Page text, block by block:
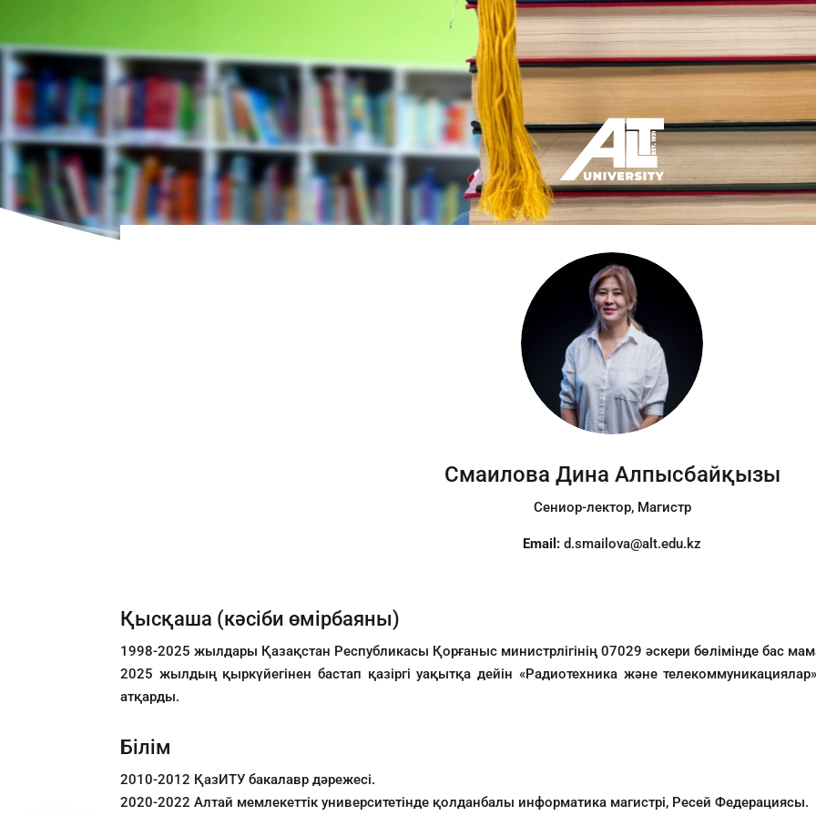
Смаилова Дина Алпысбайқызы
Сениор-лектор, Магистр
Email: d.smailova@alt.edu.kz
Қысқаша (кәсіби өмірбаяны)
1998-2025 жылдары Қазақстан Республикасы Қорғаныс министрлігінің 07029 әскери бөлімінде бас
2025 жылдың қыркүйегінен бастап қазіргі уақытқа дейін «Радиотехника және
атқарды.
Білім
2010-2012 ҚазИТУ бакалавр дәрежесі.
2020-2022 Алтай мемлекеттік университетінде қолданбалы информатика магистрі, Ресей Федерациясы.